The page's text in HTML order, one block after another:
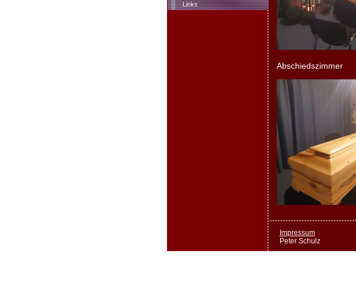
Links
Abschiedszimmer
Impressum
Peter Schulz